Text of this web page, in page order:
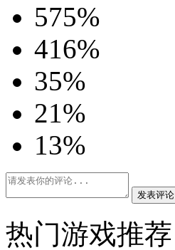
575%
416%
35%
21%
1 3%
发表评论
热门游戏推荐